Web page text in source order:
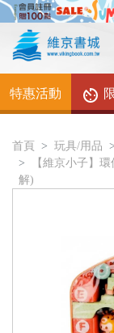
特惠活動
首頁 玩具/用品
【維京小子】
解)